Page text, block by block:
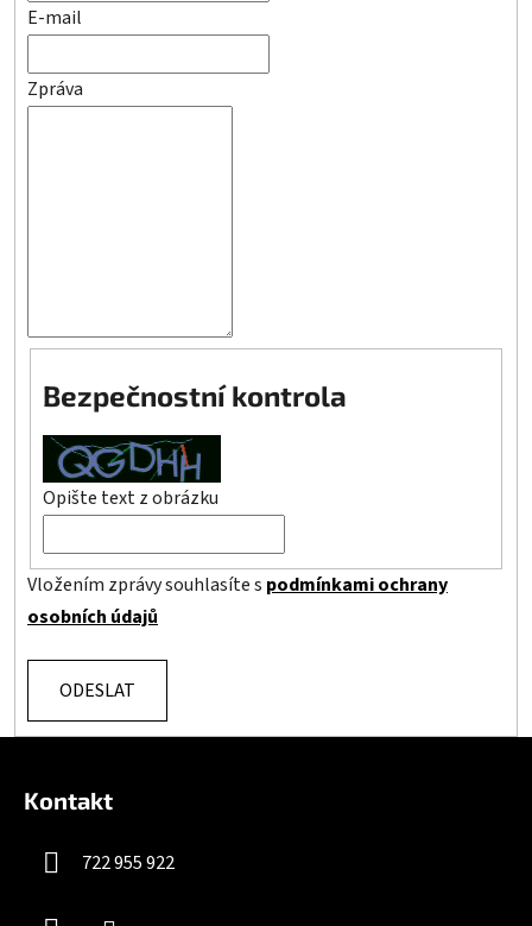
E-mail
Zpráva
Bezpečnostní kontrola
Opište text z obrázku
Vložením zprávy souhlasíte s podmínkami ochrany
osobních údajů
ODESLAT
Kontakt
722 955 922